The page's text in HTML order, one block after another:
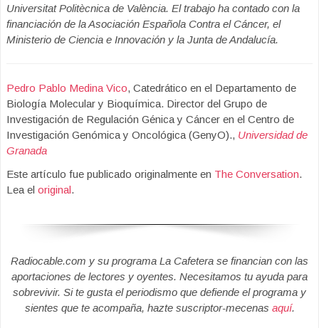
Universitat Politècnica de València. El trabajo ha contado con la
financiación de la Asociación Española Contra el Cáncer, el
Ministerio de Ciencia e Innovación y la Junta de Andalucía.
Pedro Pablo Medina Vico, Catedrático en el Departamento de
Biología Molecular y Bioquímica. Director del Grupo de
Investigación de Regulación Génica y Cáncer en el Centro de
Investigación Genómica y Oncológica (GenyO)., Universidad de
Granada
Este artículo fue publicado originalmente en The Conversation.
Lea el original.
Radiocable.com y su programa La Cafetera se financian con las
aportaciones de lectores y oyentes. Necesitamos tu ayuda para
sobrevivir. Si te gusta el periodismo que defiende el programa y
sientes que te acompaña, hazte suscriptor-mecenas aquí.